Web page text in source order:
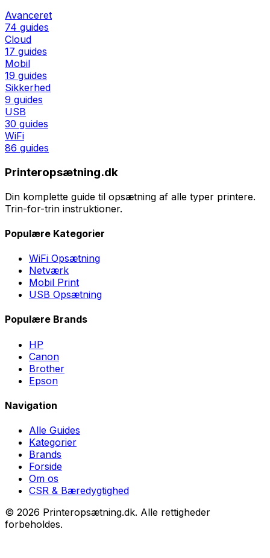
Avanceret
74 guides
Cloud
17 guides
Mobil
19 guides
Sikkerhed
9 guides
USB
30 guides
WiFi
86 guides
Printeropsætning.dk
Din komplette guide til opsætning af alle typer printere.
Trin-for-trin instruktioner.
Populære Kategorier
WiFi Opsætning
Netværk
Mobil Print
USB Opsætning
Populære Brands
HP
Canon
Brother
Epson
Navigation
Alle Guides
Kategorier
Brands
Forside
Om os
CSR & Bæredygtighed
© 2026 Printeropsætning.dk. Alle rettigheder
forbeholdes.